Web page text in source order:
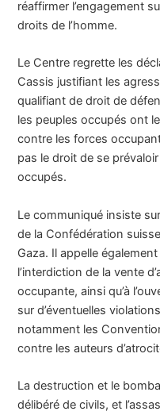
réaffirmer l’engagement
droits de l’homme.
Le Centre regrette les
Cassis justifiant les
qualifiant de droit de
les peuples occupés ont
contre les forces
pas le droit de se
occupés.
Le communiqué insiste
de la Confédération
Gaza. Il appelle
l’interdiction de la vente
occupante, ainsi qu’à
sur d’éventuelles
notamment les
contre les auteurs
La destruction et le
délibéré de civils, et